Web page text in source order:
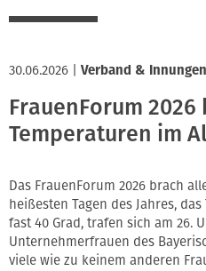
30.06.2026 Verband & Innungen
FrauenForum
Temperaturen im
Das FrauenForum 2026 brach
heißesten Tagen des Jahres,
fast 40 Grad, trafen sich am 26.
Unternehmerfrauen des
viele wie zu keinem anderen